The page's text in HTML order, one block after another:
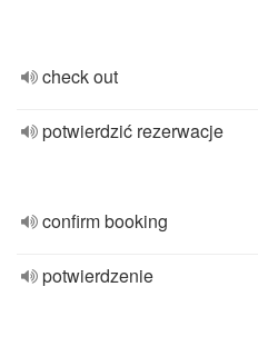
check out
potwierdzić rezerwacje
confirm booking
potwierdzenie